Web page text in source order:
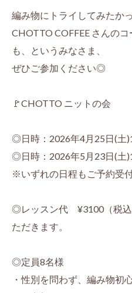
編み物にトライしてみたか
CHOTTO COFFEE さんの
も、というみなさま、
ぜひご参加ください◎
🚩CHOTTO ニットの会
◎日時：2026年4月25日(土
◎日時：2026年5月23日(土
※いずれの日程もご予約受付
◎レッスン代 ¥3100（税込
ただきます。
◎定員8名様
・性別を問わず、編み物初